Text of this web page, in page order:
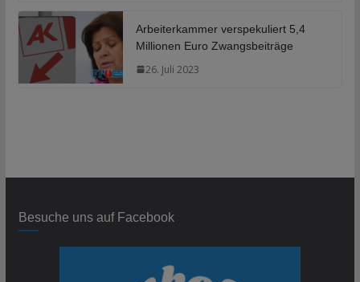
Arbeiterkammer verspekuliert 5,4
Millionen Euro Zwangsbeiträge
26. Juli 2023
Besuche uns auf Facebook